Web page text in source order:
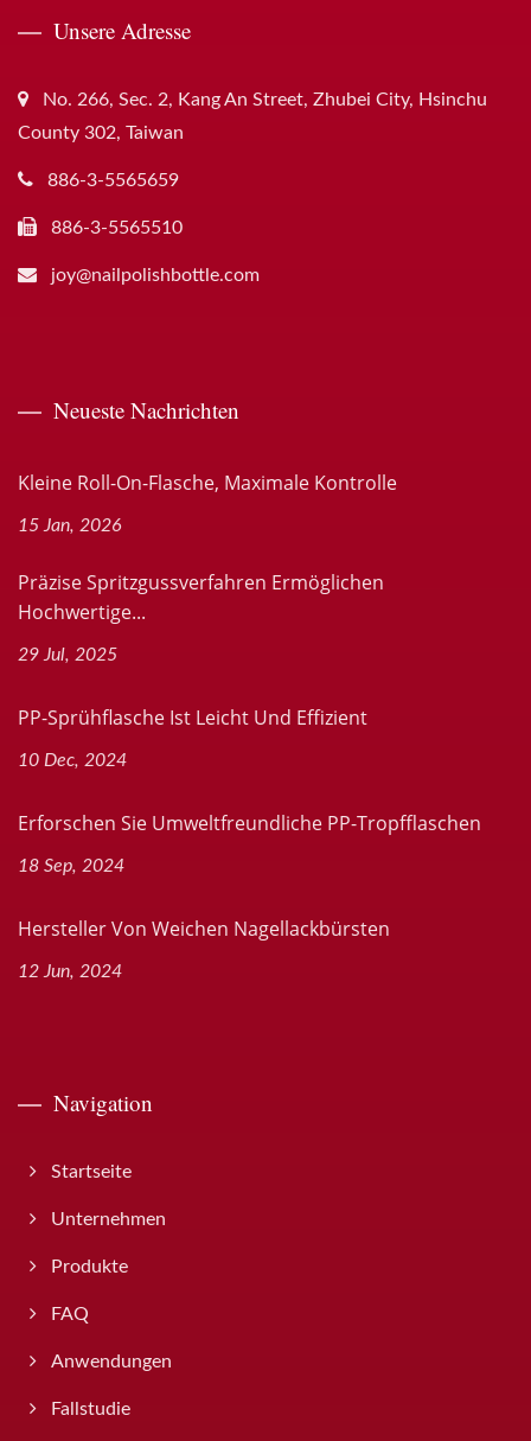
Unsere Adresse
No. 266, Sec. 2, Kang An Street, Zhubei City, Hsinchu
County 302, Taiwan
886-3-5565659
886-3-5565510
joy@nailpolishbottle.com
Neueste Nachrichten
Kleine Roll-On-Flasche, Maximale Kontrolle
15 Jan, 2026
Präzise Spritzgussverfahren Ermöglichen
Hochwertige...
29 Jul, 2025
PP-Sprühflasche Ist Leicht Und Effizient
10 Dec, 2024
Erforschen Sie Umweltfreundliche PP-Tropfflaschen
18 Sep, 2024
Hersteller Von Weichen Nagellackbürsten
12 Jun, 2024
Navigation
Startseite
Unternehmen
Produkte
FAQ
Anwendungen
Fallstudie